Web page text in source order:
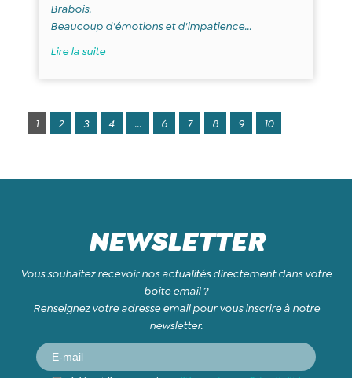
Brabois.
Beaucoup d'émotions et d'impatience...
Lire la suite
1 2 3 4 ... 6 7 8 9 10
NEWSLETTER
Vous souhaitez recevoir nos actualités directement dans votre
boite email ?
Renseignez votre adresse email pour vous inscrire à notre
newsletter.